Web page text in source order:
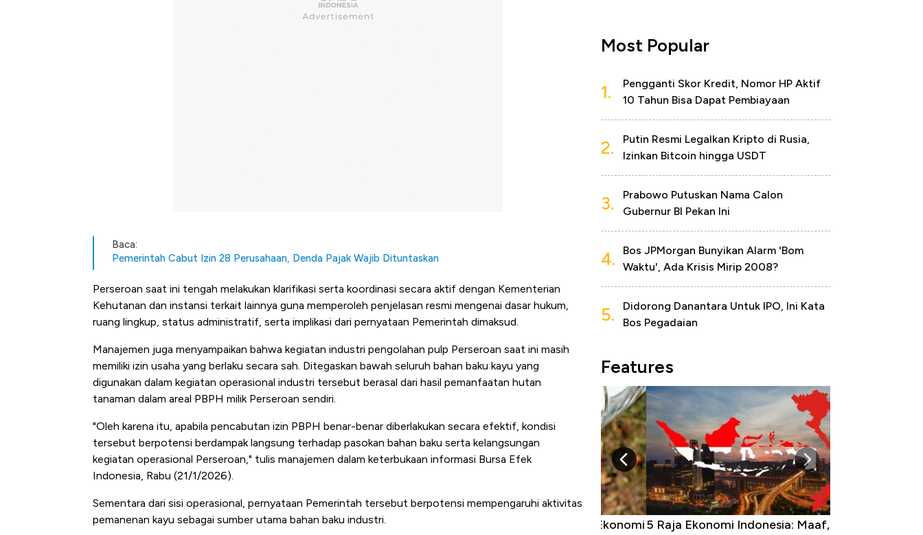
Baca:
Pemerintah Cabut Izin 28 Perusahaan, Denda Pajak Wajib Dituntaskan
Perseroan saat ini tengah melakukan klarifikasi serta koordinasi secara aktif dengan Kementerian
Kehutanan dan instansi terkait lainnya guna memperoleh penjelasan resmi mengenai dasar hukum,
ruang lingkup, status administratif, serta implikasi dari pernyataan Pemerintah dimaksud.
Manajemen juga menyampaikan bahwa kegiatan industri pengolahan pulp Perseroan saat ini masih
memiliki izin usaha yang berlaku secara sah. Ditegaskan bawah seluruh bahan baku kayu yang
digunakan dalam kegiatan operasional industri tersebut berasal dari hasil pemanfaatan hutan
tanaman dalam areal PBPH milik Perseroan sendiri.
"Oleh karena itu, apabila pencabutan izin PBPH benar-benar diberlakukan secara efektif, kondisi
tersebut berpotensi berdampak langsung terhadap pasokan bahan baku serta kelangsungan
kegiatan operasional Perseroan," tulis manajemen dalam keterbukaan informasi Bursa Efek
Indonesia, Rabu (21/1/2026).
Sementara dari sisi operasional, pernyataan Pemerintah tersebut berpotensi mempengaruhi aktivitas
pemanenan kayu sebagai sumber utama bahan baku industri.
Most Popular
1.
Pengganti Skor Kredit, Nomor HP Aktif
10 Tahun Bisa Dapat Pembiayaan
2.
Putin Resmi Legalkan Kripto di Rusia,
Izinkan Bitcoin hingga USDT
3.
Prabowo Putuskan Nama Calon
Gubernur BI Pekan Ini
4.
Bos JPMorgan Bunyikan Alarm 'Bom
Waktu', Ada Krisis Mirip 2008?
5.
Didorong Danantara Untuk IPO, Ini Kata
Bos Pegadaian
Features
Bangkit dari Kubur! Bisnis Furniture &
Industri Susu Jadi Bintang Baru Ekonomi 5 Raja Ekonomi Indonesia: Maaf, Gak